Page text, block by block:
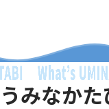
うみなかた